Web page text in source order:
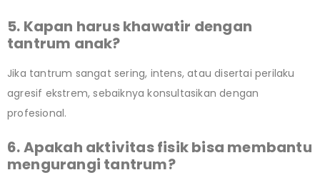
5. Kapan harus khawatir dengan
tantrum anak?
Jika tantrum sangat sering, intens, atau disertai perilaku
agresif ekstrem, sebaiknya konsultasikan dengan
profesional.
6. Apakah aktivitas fisik bisa membantu
mengurangi tantrum?